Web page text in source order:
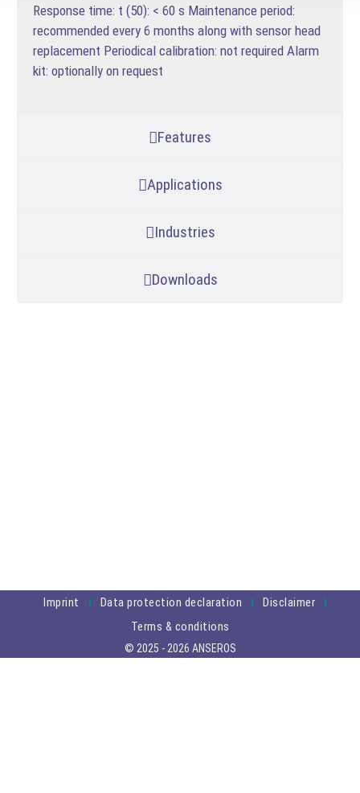
Features
Applications
Industries
Downloads
Response time: t (50): < 60 s Maintenance period:
recommended every 6 months along with sensor head
replacement Periodical calibration: not required Alarm
kit: optionally on request
Imprint Data protection declaration
Disclaimer
Terms & conditions
© 2025 - 2026 ANSEROS